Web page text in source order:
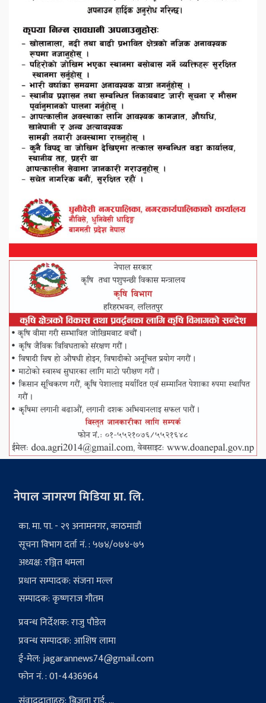
नेपाल जागरण मिडिया प्रा. लि.
का. मा. पा. - २९ अनामनगर, काठमाडौं
सूचना विभाग दर्ता नं. : ५७४/०७४-७५
अध्यक्ष: रञ्जित धमला
प्रधान सम्पादक: संजना मल्ल
सम्पादक: कृष्णराज गौतम
प्रवन्ध निर्देशक: राजु पौडेल
प्रवन्ध सम्पादक: आशिष लामा
ई-मेल:jagarannews74@gmail.com
फोन नं. : 01-4436964